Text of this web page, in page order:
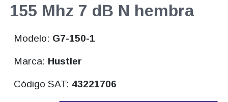
155 Mhz 7 dB N hembra
Modelo: G7-150-1
Marca: Hustler
Código SAT: 43221706